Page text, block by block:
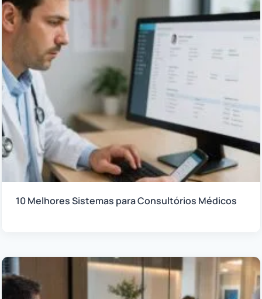
10 Melhores Sistemas para Consultórios Médicos